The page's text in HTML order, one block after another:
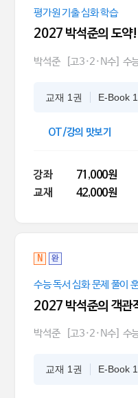
평가원 기출 심화 학습
2027 박석준의 도약
박석준 [고3·2·N수] 수
교재 1권 E-Book
OT/강의 맛보기
강좌
71,000원
교재
42,000원
N 완
수능 독서 심화 문제 풀이
2027 박석준의 객관
박석준 [고3·2·N수] 수
교재 1권 E-Book